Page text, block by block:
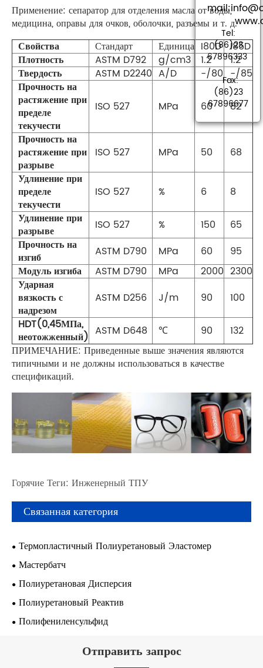
Применение: сепаратор для отделения масла от воды,
медицина, оправы для очков, оболочки, разъемы и т. д.
Свойства
Стандарт Единица I80D I85D
Плотность
ASTM D792 g/cm3 1.2
1.2
Твердость
ASTM D2240 A/D -/80 -/85
Прочность на
растяжение при
пределе
текучести
ISO 527 MPa 60 82
Прочность на
растяжение при
разрыве
ISO 527 MPa 50
68
Удлинение при
пределе
текучести
ISO 527 % 6
8
Удлинение при
разрыве
ISO 527 % 150
65
Прочность на
изгиб
ASTM D790 MPa 60
95
Модуль изгиба
ASTM D790 MPa 2000 2300
Ударная
вязкость с
надрезом
ASTM D256 J/m 90
100
HDT(0,45МПа,
неотожженный) ASTM D648 ℃ 90
132
ПРИМЕЧАНИЕ: Приведенные выше значения являются
типичными и не должны использоваться в качестве
спецификаций.
Горячие Теги: Инженерный ТПУ
Связанная категория
Термопластичный Полиуретановый Эластомер
Мастербатч
Полиуретановая Дисперсия
Полиуретановый Реактив
Полифениленсульфид
Отправить запрос
Tel:
(86)23
67896333
Fax:
(86)23
67896677